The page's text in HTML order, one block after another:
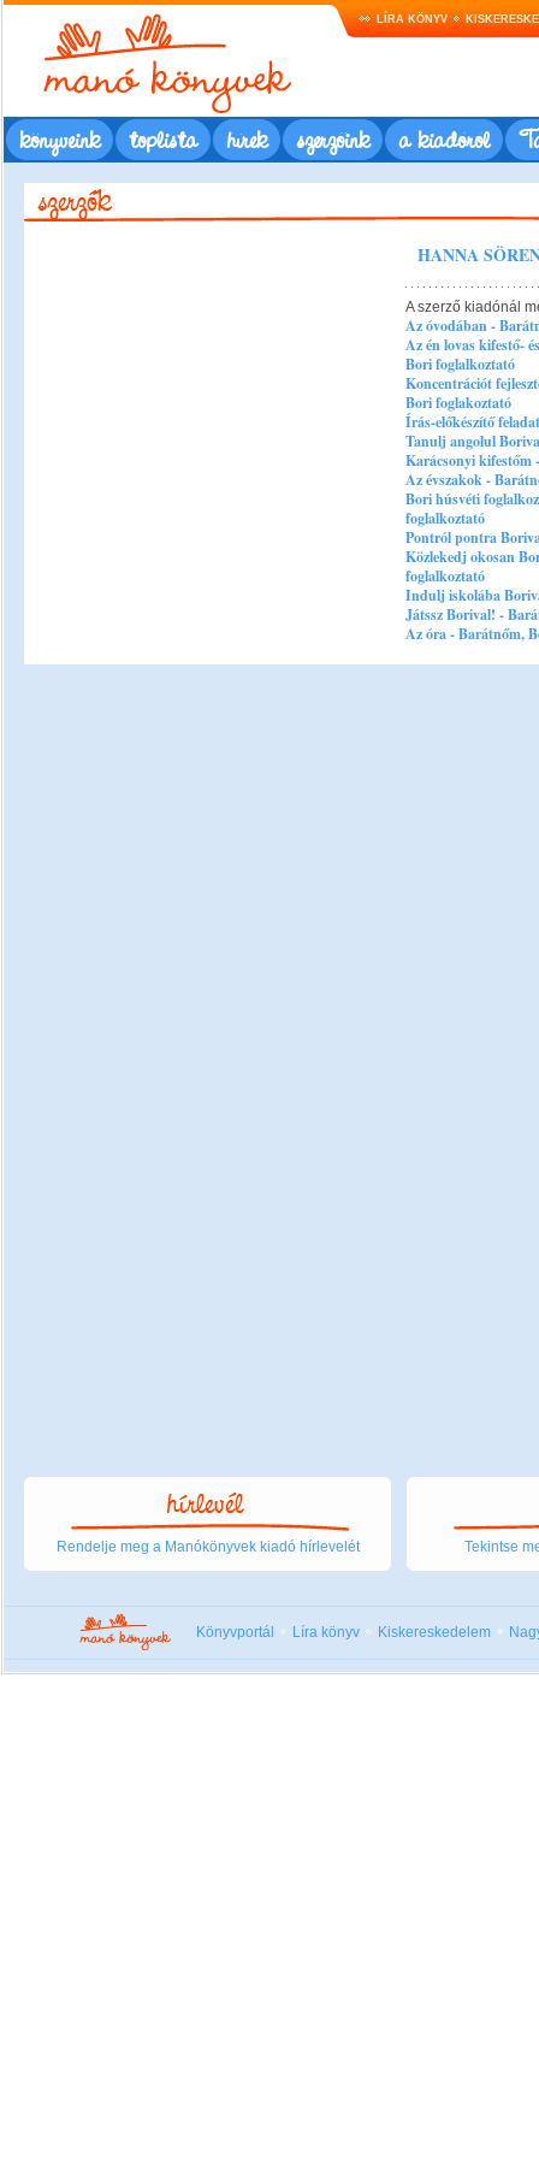
LÍRA KÖNYV
könyveink toplista hírek szerzőink a kiadóról
HANNA
A szerző kiadónál
Az óvodában -
Az én lovas kifestő-
Bori foglalkoztató
Koncentrációt
Bori foglakoztató
Írás-előkészítő
Tanulj angolul
Karácsonyi kifestőm
Az évszakok -
Bori húsvéti
foglalkoztató
Pontról pontra
Közlekedj okosan
foglalkoztató
Indulj iskolába
Játssz Borival! -
Az óra - Barátnőm,
Rendelje meg a Manókönyvek kiadó hírlevelét Tekintse
Könyvportál Líra könyv Kiskereskedelem